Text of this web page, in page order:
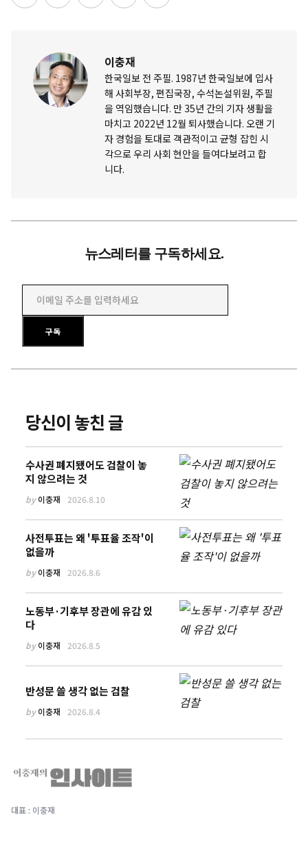
이충재
한국일보 전 주필. 1987년 한국일보에 입사
해 사회부장, 편집국장, 수석논설위원, 주필
을 역임했습니다. 만 35년 간의 기자 생활을
마치고 2022년 12월 퇴사했습니다. 오랜 기
자 경험을 토대로 객관적이고 균형 잡힌 시
각으로 우리 사회 현안을 들여다보려고 합
니다.
뉴스레터를 구독하세요.
이메일 주소를 입력하세요
구독
당신이 놓친 글
수사권 폐지됐어도 검찰이 놓
지 않으려는 것
by이충재 2026.8.10
사전투표는 왜 '투표율 조작'이
없을까
by이충재 2026.8.6
노동부·기후부 장관에 유감 있
다
by이충재 2026.8.5
반성문 쓸 생각 없는 검찰
by이충재 2026.8.4
대표 : 이충재